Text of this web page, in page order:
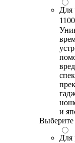
Для
и
Выберите
Для